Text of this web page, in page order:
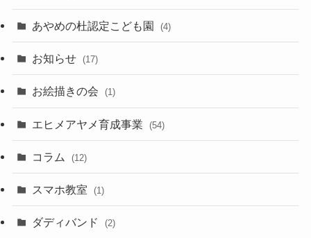
あやめの杜認定こども園 (4)
お知らせ (17)
お絵描きの会 (1)
エヒメアヤメ育成事業 (54)
コラム (12)
スマホ教室 (1)
ダディバンド (2)